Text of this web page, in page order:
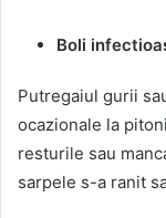
Boli
Putregaiul gurii
ocazionale la
resturile sau
sarpele s-a ranit